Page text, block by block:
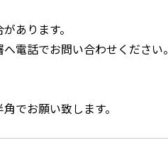
あります。
電話でお問い合わせください。
でお願い致します。